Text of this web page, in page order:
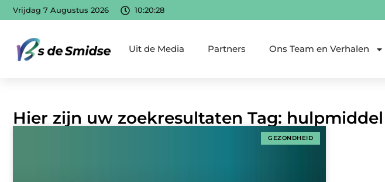
Vrijdag 7 Augustus 2026 10:20:29
Uit de Media Partners Ons Team en Verhalen
Hier zijn uw zoekresultaten Tag: hulpmiddel
GEZONDHEID